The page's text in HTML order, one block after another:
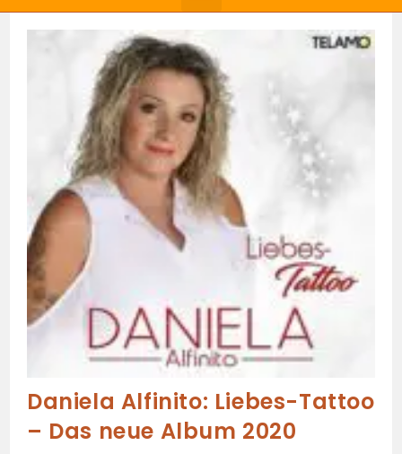
Daniela Alfinito: Liebes-Tattoo
– Das neue Album 2020